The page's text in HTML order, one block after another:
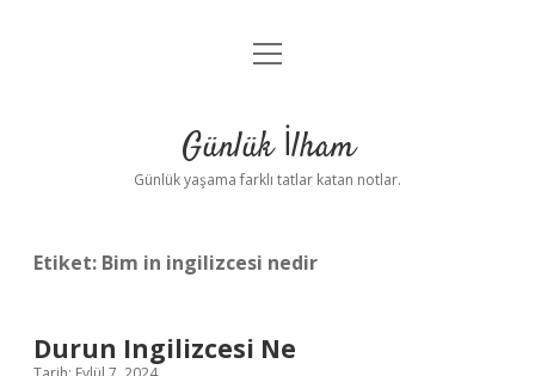
Anasayfa
Yasal Uyarı
menüyü
Günlük İlham
Günlük yaşama farklı tatlar katan notlar.
Etiket: Bim in ingilizcesi nedir
Durun Ingilizcesi Ne